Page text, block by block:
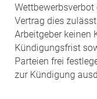
Vertrag dies
Arbeitgeber keinen
Kündigungsfrist
Parteien frei
zur Kündigung